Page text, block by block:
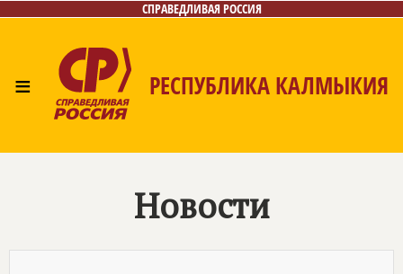
СПРАВЕДЛИВАЯ РОССИЯ
≡ РЕСПУБЛИКА КАЛМЫКИЯ
Новости